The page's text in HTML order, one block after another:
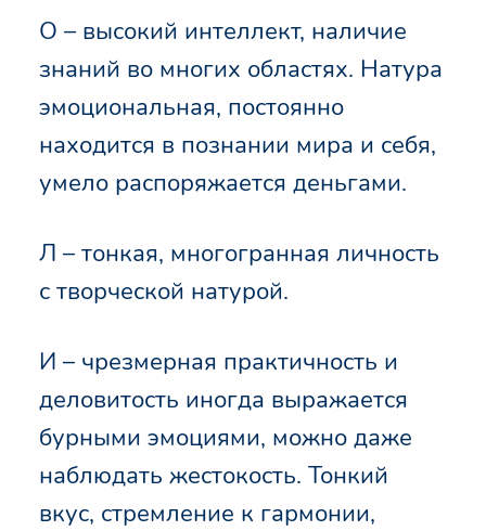
О – высокий интеллект, наличие
знаний во многих областях. Натура
эмоциональная, постоянно
находится в познании мира и себя,
умело распоряжается деньгами.
Л – тонкая, многогранная личность
с творческой натурой.
И – чрезмерная практичность и
деловитость иногда выражается
бурными эмоциями, можно даже
наблюдать жестокость. Тонкий
вкус, стремление к гармонии,